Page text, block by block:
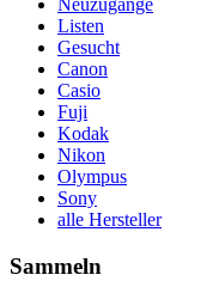
Neuzugänge
Listen
Gesucht
Canon
Casio
Fuji
Kodak
Nikon
Olympus
Sony
alle Hersteller
Sammeln